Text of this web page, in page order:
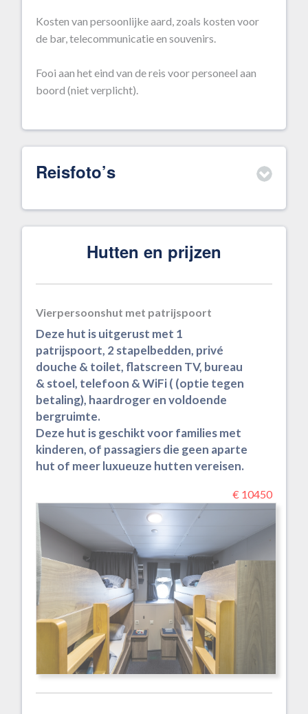
Kosten van persoonlijke aard, zoals kosten voor
de bar, telecommunicatie en souvenirs.
Fooi aan het eind van de reis voor personeel aan
boord (niet verplicht).
Reisfoto’s
Hutten en prijzen
Vierpersoonshut met patrijspoort
Deze hut is uitgerust met 1
patrijspoort, 2 stapelbedden, privé
douche & toilet, flatscreen TV, bureau
& stoel, telefoon & WiFi ( (optie tegen
betaling), haardroger en voldoende
bergruimte.
Deze hut is geschikt voor families met
kinderen, of passagiers die geen aparte
hut of meer luxueuze hutten vereisen.
€ 10450